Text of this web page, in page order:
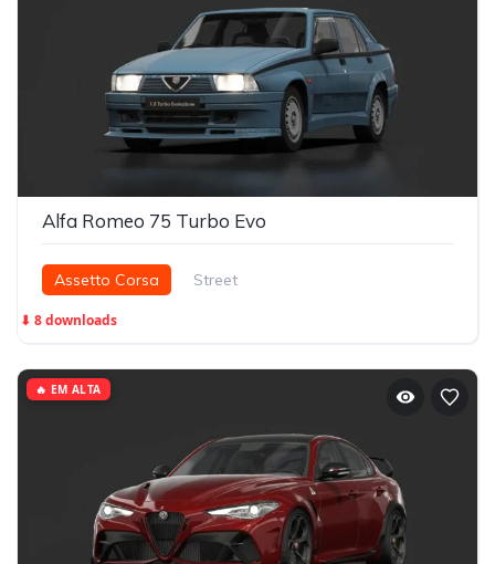
Alfa Romeo 75 Turbo Evo
Assetto Corsa Street
⬇ 8 downloads
🔥 EM ALTA